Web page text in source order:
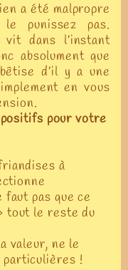
a été malpropre
punissez pas.
vit dans l’instant
absolument que
d’il y a une
en vous
pour votre
à
pas que ce
le reste du
valeur, ne le
particulières !